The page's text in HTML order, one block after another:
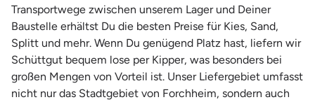
Transportwege zwischen unserem Lager und Deiner
Baustelle erhältst Du die besten Preise für Kies, Sand,
Splitt und mehr. Wenn Du genügend Platz hast, liefern wir
Schüttgut bequem lose per Kipper, was besonders bei
großen Mengen von Vorteil ist. Unser Liefergebiet umfasst
nicht nur das Stadtgebiet von Forchheim, sondern auch